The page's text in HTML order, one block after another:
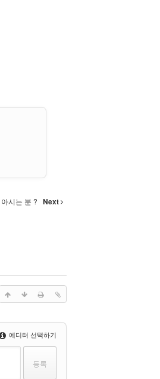
시는 분 ? Next
에디터 선택하기